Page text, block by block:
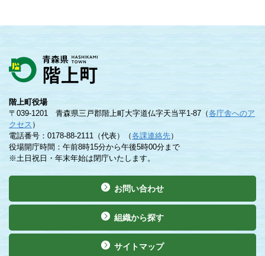
階上町役場
〒039-1201 青森県三戸郡階上町大字道仏字天当平1-87（各庁舎へのア
クセス ）
電話番号：0178-88-2111（代表）（各課連絡先）
役場開庁時間：午前8時15分から午後5時00分まで
※土日祝日・年末年始は閉庁いたします。
お問い合わせ
組織から探す
サイトマップ